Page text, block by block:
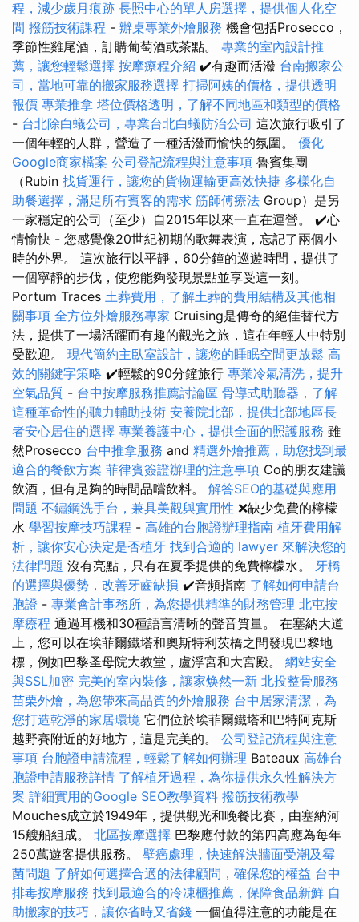
程，減少歲月痕跡 長照中心的單人房選擇，提供個人化空
間 撥筋技術課程 - 辦桌專業外燴服務 機會包括Prosecco，
季節性雞尾酒，訂購葡萄酒或茶點。 專業的室內設計推
薦，讓您輕鬆選擇 按摩療程介紹 ✔️有趣而活潑 台南搬家公
司，當地可靠的搬家服務選擇 打掃阿姨的價格，提供透明
報價 專業推拿 塔位價格透明，了解不同地區和類型的價格
- 台北除白蟻公司，專業台北白蟻防治公司 這次旅行吸引了
一個年輕的人群，營造了一種活潑而愉快的氛圍。 優化
Google商家檔案 公司登記流程與注意事項 魯賓集團
（Rubin 找貨運行，讓您的貨物運輸更高效快捷 多樣化自
助餐選擇，滿足所有賓客的需求 筋師傅療法 Group）是另
一家穩定的公司（至少）自2015年以來一直在運營。 ✔️心
情愉快 - 您感覺像20世紀初期的歌舞表演，忘記了兩個小
時的外界。 這次旅行以平靜，60分鐘的巡遊時間，提供了
一個寧靜的步伐，使您能夠發現景點並享受這一刻。
Portum Traces 土葬費用，了解土葬的費用結構及其他相
關事項 全方位外燴服務專家 Cruising是傳奇的絕佳替代方
法，提供了一場活躍而有趣的觀光之旅，這在年輕人中特別
受歡迎。 現代簡約主臥室設計，讓您的睡眠空間更放鬆 高
效的關鍵字策略 ✔️輕鬆的90分鐘旅行 專業冷氣清洗，提升
空氣品質 - 台中按摩服務推薦討論區 骨導式助聽器，了解
這種革命性的聽力輔助技術 安養院北部，提供北部地區長
者安心居住的選擇 專業養護中心，提供全面的照護服務 雖
然Prosecco 台中推拿服務 and 精選外燴推薦，助您找到最
適合的餐飲方案 菲律賓簽證辦理的注意事項 Co的朋友建議
飲酒，但有足夠的時間品嚐飲料。 解答SEO的基礎與應用
問題 不鏽鋼洗手台，兼具美觀與實用性 ❌缺少免費的檸檬
水 學習按摩技巧課程 - 高雄的台胞證辦理指南 植牙費用解
析，讓你安心決定是否植牙 找到合適的 lawyer 來解決您的
法律問題 沒有亮點，只有在夏季提供的免費檸檬水。 牙橋
的選擇與優勢，改善牙齒缺損 ✔️音頻指南 了解如何申請台
胞證 - 專業會計事務所，為您提供精準的財務管理 北屯按
摩療程 通過耳機和30種語言清晰的聲音質量。 在塞納大道
上，您可以在埃菲爾鐵塔和奧斯特利茨橋之間發現巴黎地
標，例如巴黎圣母院大教堂，盧浮宮和大宮殿。 網站安全
與SSL加密 完美的室內裝修，讓家焕然一新 北投整骨服務
苗栗外燴，為您帶來高品質的外燴服務 台中居家清潔，為
您打造乾淨的家居環境 它們位於埃菲爾鐵塔和巴特阿克斯
越野賽附近的好地方，這是完美的。 公司登記流程與注意
事項 台胞證申請流程，輕鬆了解如何辦理 Bateaux 高雄台
胞證申請服務詳情 了解植牙過程，為你提供永久性解決方
案 詳細實用的Google SEO教學資料 撥筋技術教學
Mouches成立於1949年，提供觀光和晚餐比賽，由塞納河
15艘船組成。 北區按摩選擇 巴黎應付款的第四高應為每年
250萬遊客提供服務。 壁癌處理，快速解決牆面受潮及霉
菌問題 了解如何選擇合適的法律顧問，確保您的權益 台中
排毒按摩服務 找到最適合的冷凍櫃推薦，保障食品新鮮 自
助搬家的技巧，讓你省時又省錢 一個值得注意的功能是在